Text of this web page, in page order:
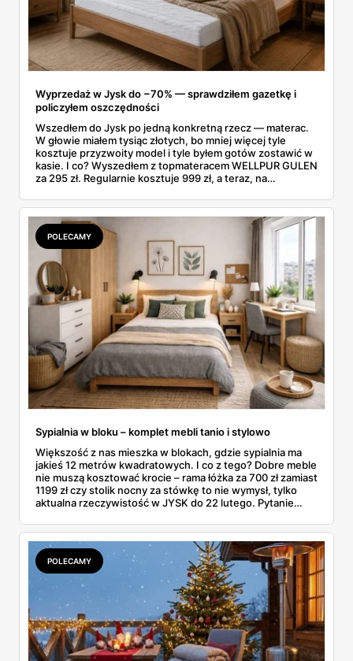
Wyprzedaż w Jysk do −70% — sprawdziłem gazetkę i
policzyłem oszczędności
Wszedłem do Jysk po jedną konkretną rzecz — materac.
W głowie miałem tysiąc złotych, bo mniej więcej tyle
kosztuje przyzwoity model i tyle byłem gotów zostawić w
kasie. I co? Wyszedłem z topmateracem WELLPUR GULEN
za 295 zł. Regularnie kosztuje 999 zł, a teraz, na
zrobiłem jeszcze na parkingu: w kieszeni zostało mi jakieś
700 zł.
POLECAMY
Sypialnia w bloku – komplet mebli tanio i stylowo
Większość z nas mieszka w blokach, gdzie sypialnia ma
jakieś 12 metrów kwadratowych. I co z tego? Dobre meble
nie muszą kosztować krocie – rama łóżka za 700 zł zamiast
1199 zł czy stolik nocny za stówkę to nie wymysł, tylko
aktualna rzeczywistość w JYSK do 22 lutego. Pytanie
sklecony namiot? W blokowej sypialni liczy się każdy
centymetr, każda złotówka i każdy pomysł na sprytne
rozwiązanie.
POLECAMY